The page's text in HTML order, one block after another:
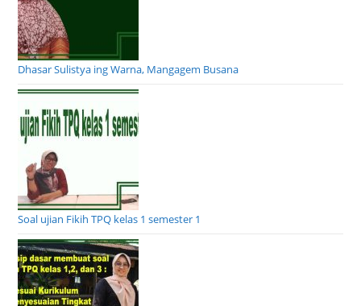
Dhasar Sulistya ing Warna, Mangagem Busana
Soal ujian Fikih TPQ kelas 1 semester 1